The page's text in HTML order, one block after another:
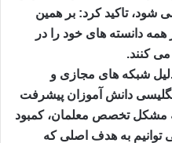
تاکید کرد: بر همین
دانسته های خود را در
می کنند.
شبکه های مجازی و
دانش آموزان پیشرفت
مشکل تخصص معلمان، کمبود
توانیم به هدف اصلی که